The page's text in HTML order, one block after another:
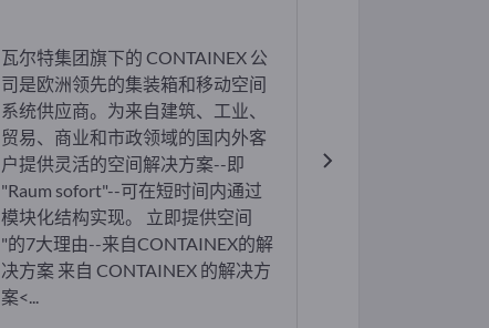
瓦尔特集团旗下的 CONTAINEX 公
司是欧洲领先的集装箱和移动空间
系统供应商。为来自建筑、工业、
贸易、商业和市政领域的国内外客
户提供灵活的空间解决方案--即
"Raum sofort"--可在短时间内通过
模块化结构实现。 立即提供空间
"的7大理由--来自CONTAINEX的解
决方案 来自 CONTAINEX 的解决方
案<...